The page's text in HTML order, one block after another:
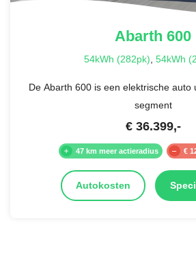
Abarth 600
54kWh (282pk), 54kWh
De Abarth 600 is een elektrische auto
segment
€ 36.399,-
47 km meer actieradius €
Autokosten